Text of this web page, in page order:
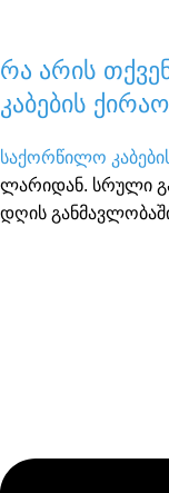
რა არის
კაბების
საქორწილო
ლარიდან. სრული
დღის